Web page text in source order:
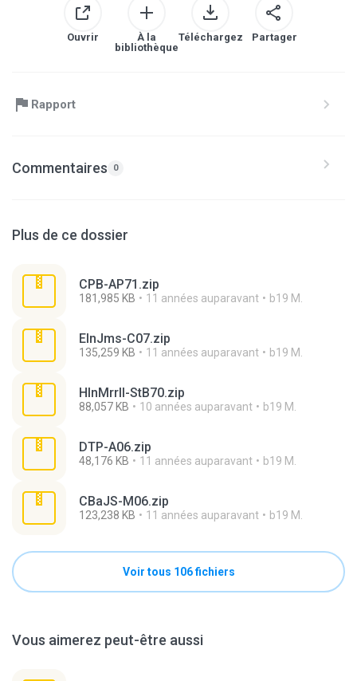
Ouvrir
À la
bibliothèque
Téléchargez Partager
Rapport
Commentaires 0
Plus de ce dossier
CPB-AP71.zip
181,985 KB 11 années auparavant b19 M.
ElnJms-C07.zip
135,259 KB 11 années auparavant b19 M.
HlnMrrll-StB70.zip
88,057 KB 10 années auparavant b19 M.
DTP-A06.zip
48,176 KB 11 années auparavant b19 M.
CBaJS-M06.zip
123,238 KB 11 années auparavant b19 M.
Voir tous 106 fichiers
Vous aimerez peut-être aussi